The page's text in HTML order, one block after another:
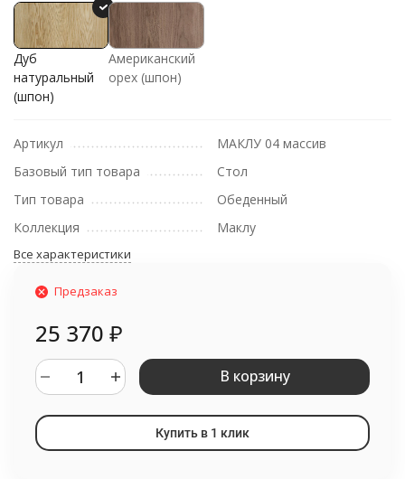
Дуб
натуральный
(шпон)
Американский
орех (шпон)
Артикул
МАКЛУ 04 массив
Базовый тип товара
Стол
Тип товара
Обеденный
Коллекция
Маклу
Все характеристики
Предзаказ
25 370 ₽
В корзину
Купить в 1 клик